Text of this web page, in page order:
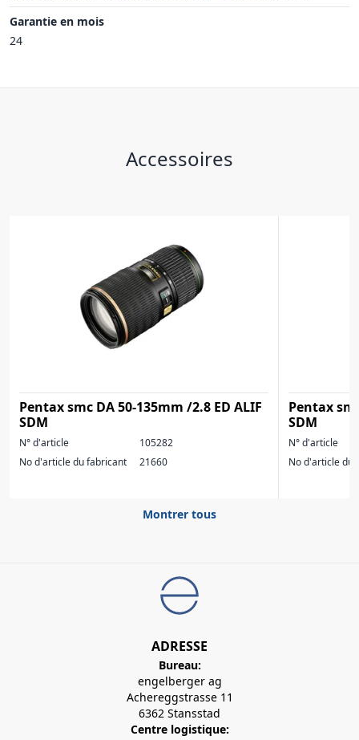
Garantie en mois
24
Accessoires
Pentax smc DA 50-135mm /2.8 ED ALIF
SDM
N° d'article
105282
No d'article du fabricant
21660
Pentax
SDM
N° d'article
No d'article du
Montrer tous
ADRESSE
Bureau:
engelberger ag
Achereggstrasse 11
6362 Stansstad
Centre logistique: